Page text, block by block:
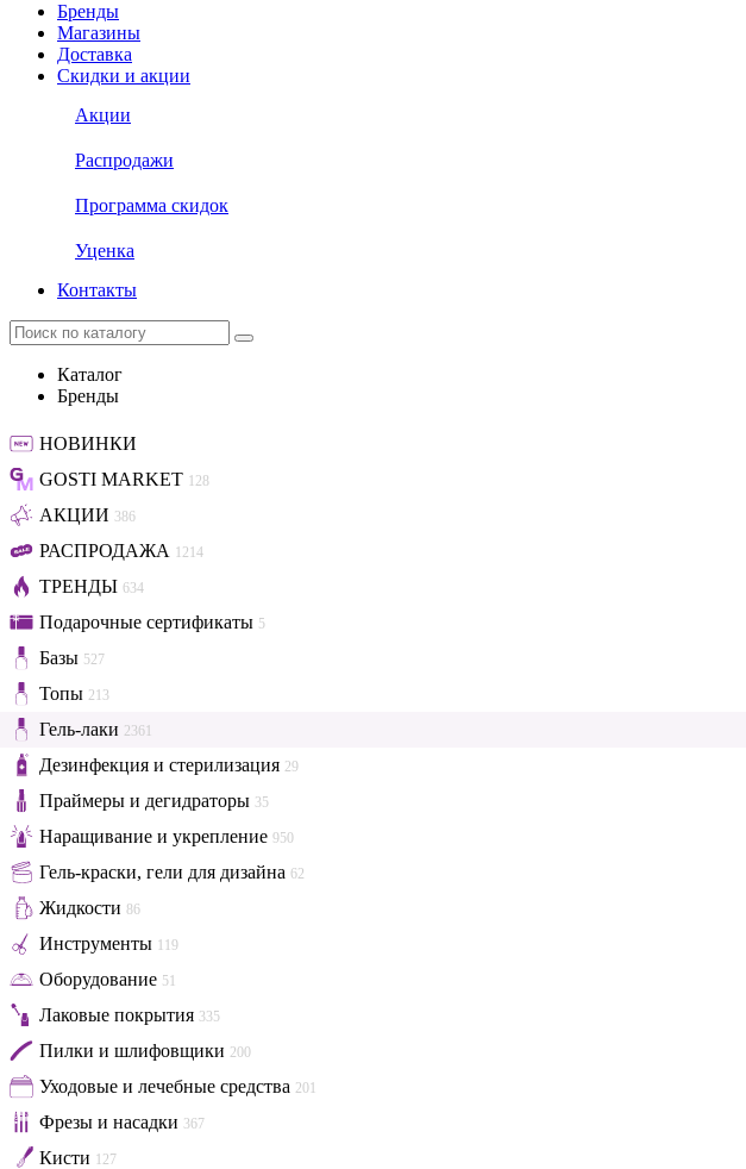
Бренды
Магазины
Доставка
Скидки и акции
Акции
Распродажи
Программа скидок
Уценка
Контакты
Каталог
Бренды
НОВИНКИ
GOSTI MARKET 128
АКЦИИ 386
РАСПРОДАЖА 1214
ТРЕНДЫ 634
Подарочные сертификаты 5
Базы 527
Топы 213
Гель-лаки 2361
Дезинфекция и стерилизация 29
Праймеры и дегидраторы 35
Наращивание и укрепление 950
Гель-краски, гели для дизайна 62
Жидкости 86
Инструменты 119
Оборудование 51
Лаковые покрытия 335
Пилки и шлифовщики 200
Уходовые и лечебные средства 201
Фрезы и насадки 367
Кисти 127